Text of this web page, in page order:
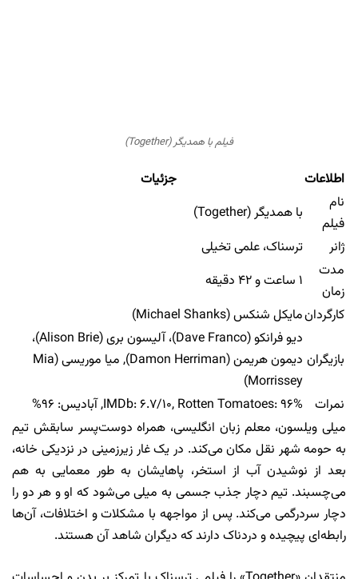
فیلم با همدیگر (Together)
اطلاعات
جزئیات
نام
فیلم
با همدیگر (Together)
ژانر
ترسناک، علمی تخیلی
مدت
زمان
۱ ساعت و ۴۲ دقیقه
کارگردانمایکل شنکس (Michael Shanks)
بازیگران
دیو فرانکو (Dave Franco)، آلیسون بری (Alison Brie)،
دیمون هریمن (Damon Herriman), میا موریسی (Mia
Morrissey)
نمرات
IMDb: ۶.۷/۱۰, Rotten Tomatoes: ۹۶%, آبادیس: ۹۶%
میلی ویلسون، معلم زبان انگلیسی، همراه دوست‌پسر سابقش تیم
به حومه شهر نقل مکان می‌کند. در یک غار زیرزمینی در نزدیکی خانه،
بعد از نوشیدن آب از استخر، پاهایشان به طور معمایی به هم
می‌چسبند. تیم دچار جذب جسمی به میلی می‌شود که او و هر دو را
دچار سردرگمی می‌کند. پس از مواجهه با مشکلات و اختلافات، آن‌ها
رابطه‌ای پیچیده و دردناک دارند که دیگران شاهد آن هستند.